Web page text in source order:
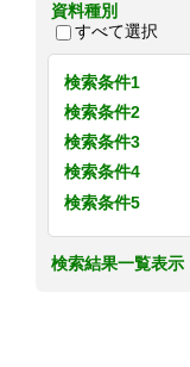
資料種別
すべて選択
検索条件1
検索条件2
検索条件3
検索条件4
検索条件5
検索結果一覧表示